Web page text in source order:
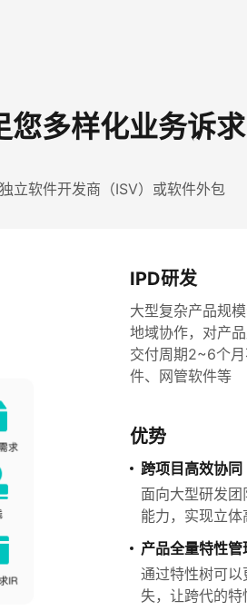
您多样化业务诉求
独立软件开发商（ISV）或软件外包
IPD研发
大型复杂产品规
地域协作，对产
交付周期2~6个
件、网管软件等
优势
跨项目高效协同
面向大型研发
能力，实现立
产品全量特性管
通过特性树可
失，让跨代的